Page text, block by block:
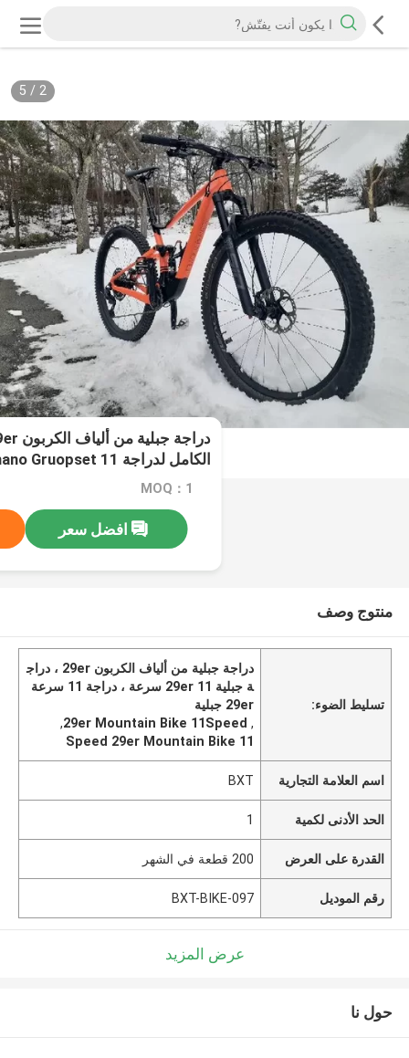
2
/
5
الكامل لدراجة Shimano Gruopset 11 سرعة
MOQ：1
افضل سعر
منتوج وصف
تسليط الضوء:
دراجة جبلية من ألياف الكربون 29er ، دراج
ة جبلية 29er 11 سرعة ، دراجة 11 سرعة
29er جبلية
,
29er Mountain Bike 11Speed
,
11 Speed 29er Mountain Bike
اسم العلامة التجارية BXT
الحد الأدنى لكمية 1
القدرة على العرض 200 قطعة في الشهر
رقم الموديل BXT-BIKE-097
عرض المزيد
حول نا